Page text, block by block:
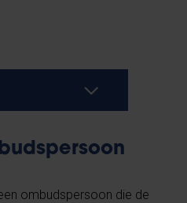
ombudspersoon die de